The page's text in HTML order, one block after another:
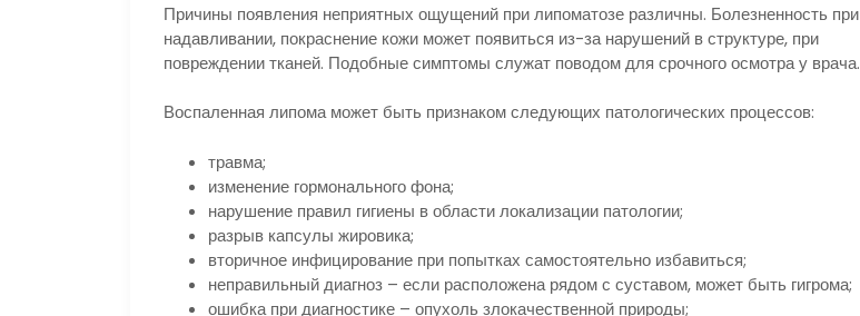
Причины появления неприятных ощущений при липоматозе различны. Болезненность при
надавливании, покраснение кожи может появиться из-за нарушений в структуре, при
повреждении тканей. Подобные симптомы служат поводом для срочного осмотра у врача.
Воспаленная липома может быть признаком следующих патологических процессов:
травма;
изменение гормонального фона;
нарушение правил гигиены в области локализации патологии;
разрыв капсулы жировика;
вторичное инфицирование при попытках самостоятельно избавиться;
неправильный диагноз – если расположена рядом с суставом, может быть гигрома;
ошибка при диагностике – опухоль злокачественной природы;